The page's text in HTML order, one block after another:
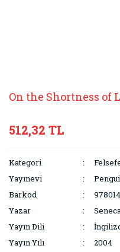
On the Shortness of
512,32 TL
Kategori
Yayınevi
Barkod
Yazar
Yayın Dili
Yayın Yılı
2004